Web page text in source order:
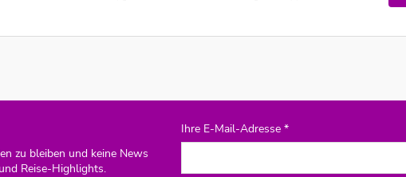
zu bleiben und keine News
Reise-Highlights.
Ihre E-Mail-Adresse *